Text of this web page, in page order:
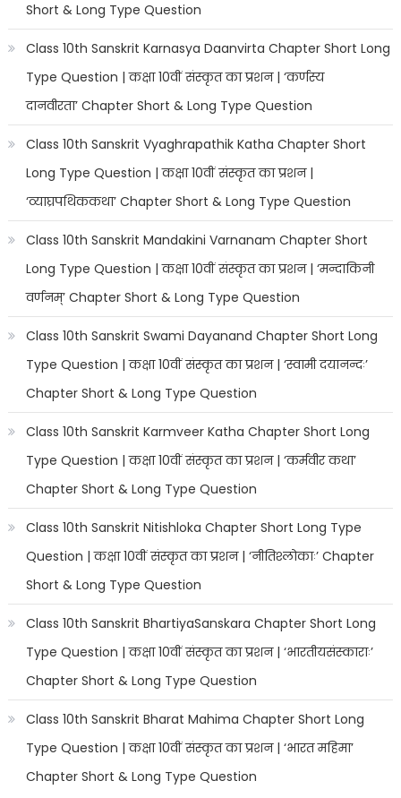
Short & Long Type Question
Class 10th Sanskrit Karnasya Daanvirta Chapter Short Long
Type Question | कक्षा 10वीं संस्कृत का प्रशन | ‘कर्णस्य
दानवीरता’ Chapter Short & Long Type Question
Class 10th Sanskrit Vyaghrapathik Katha Chapter Short
Long Type Question | कक्षा 10वीं संस्कृत का प्रशन |
‘व्याघ्रपथिककथा’ Chapter Short & Long Type Question
Class 10th Sanskrit Mandakini Varnanam Chapter Short
Long Type Question | कक्षा 10वीं संस्कृत का प्रशन | ‘मन्दाकिनी
वर्णनम्’ Chapter Short & Long Type Question
Class 10th Sanskrit Swami Dayanand Chapter Short Long
Type Question | कक्षा 10वीं संस्कृत का प्रशन | ‘स्वामी दयानन्दः’
Chapter Short & Long Type Question
Class 10th Sanskrit Karmveer Katha Chapter Short Long
Type Question | कक्षा 10वीं संस्कृत का प्रशन | ‘कर्मवीर कथा’
Chapter Short & Long Type Question
Class 10th Sanskrit Nitishloka Chapter Short Long Type
Question | कक्षा 10वीं संस्कृत का प्रशन | ‘नीतिश्लोकाः’ Chapter
Short & Long Type Question
Class 10th Sanskrit BhartiyaSanskara Chapter Short Long
Type Question | कक्षा 10वीं संस्कृत का प्रशन | ‘भारतीयसंस्काराः’
Chapter Short & Long Type Question
Class 10th Sanskrit Bharat Mahima Chapter Short Long
Type Question | कक्षा 10वीं संस्कृत का प्रशन | ‘भारत महिमा’
Chapter Short & Long Type Question